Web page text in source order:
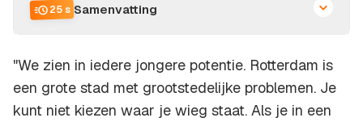
25 s Samenvatting
"We zien in iedere jongere potentie. Rotterdam is
een grote stad met grootstedelijke problemen. Je
kunt niet kiezen waar je wieg staat. Als je in een